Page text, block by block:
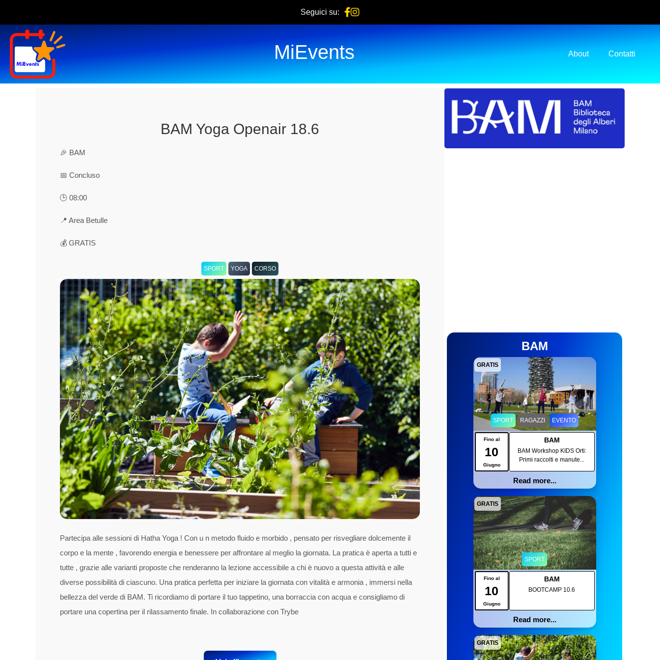
Seguici su:
MiEvents About Contatti
BAM Yoga Openair 18.6
🎉 BAM
📅 Concluso
🕒 08:00
📍 Area Betulle
💰 GRATIS
SPORT YOGA CORSO
Partecipa alle sessioni di Hatha Yoga ! Con u n metodo fluido e morbido , pensato per risvegliare dolcemente il
corpo e la mente , favorendo energia e benessere per affrontare al meglio la giornata. La pratica è aperta a tutti e
tutte , grazie alle varianti proposte che renderanno la lezione accessibile a chi è nuovo a questa attività e alle
diverse possibilità di ciascuno. Una pratica perfetta per iniziare la giornata con vitalità e armonia , immersi nella
bellezza del verde di BAM. Ti ricordiamo di portare il tuo tappetino, una borraccia con acqua e consigliamo di
portare una copertina per il rilassamento finale. In collaborazione con Trybe
BAM
GRATIS
SPORT RAGAZZI EVENTO
Fino al
10
Giugno
BAM
BAM Workshop KIDS Orti:
Primi raccolti e manute...
Read more...
GRATIS
SPORT
Fino al
10
Giugno
BAM
BOOTCAMP 10.6
Read more...
GRATIS